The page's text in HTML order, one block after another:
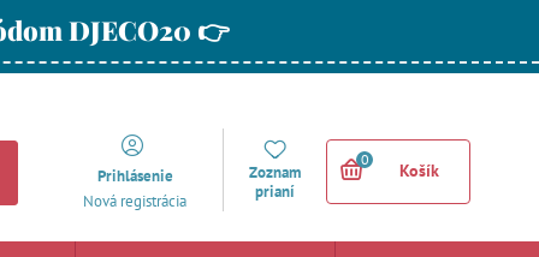
DJECO20 👉
Prihlásenie
Nová registrácia
Zoznam
prianí
0
Košík